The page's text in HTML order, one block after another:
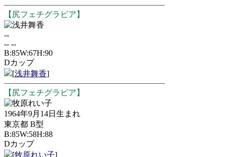
【尻フェチグラビア】
浅井舞香
--
-- --
B:85W:67H:90
Dカップ
[浅井舞香]
【尻フェチグラビア】
牧原れい子
1964年9月14日生まれ
東京都 B型
B:85W:58H:88
Dカップ
[牧原れい子]